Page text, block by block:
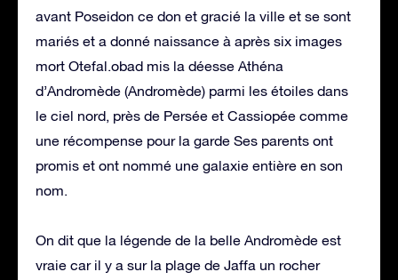
avant Poseidon ce don et gracié la ville et se sont
mariés et a donné naissance à après six images
mort Otefal.obad mis la déesse Athéna
d’Andromède (Andromède) parmi les étoiles dans
le ciel nord, près de Persée et Cassiopée comme
une récompense pour la garde Ses parents ont
promis et ont nommé une galaxie entière en son
nom.
On dit que la légende de la belle Andromède est
vraie car il y a sur la plage de Jaffa un rocher